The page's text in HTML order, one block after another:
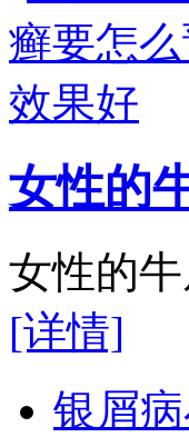
女性的
女性的
[详情]
银屑